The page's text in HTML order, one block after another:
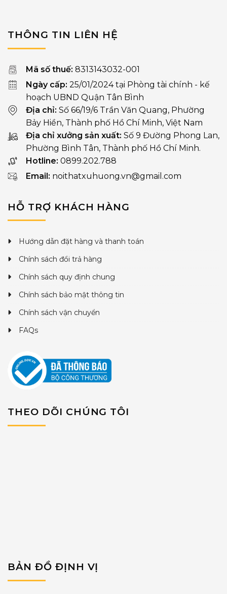
THÔNG TIN LIÊN HỆ
Mã số thuế: 8313143032-001
Ngày cấp: 25/01/2024 tại Phòng tài chính - kế
hoạch UBND Quận Tân Bình
Địa chỉ: Số 66/19/6 Trần Văn Quang, Phường
Bảy Hiền, Thành phố Hồ Chí Minh, Việt Nam
Địa chỉ xưởng sản xuất: Số 9 Đường Phong Lan,
Phường Bình Tân, Thành phố Hồ Chí Minh.
Hotline: 0899.202.788
Email: noithatxuhuong.vn@gmail.com
HỖ TRỢ KHÁCH HÀNG
Hướng dẫn đặt hàng và thanh toán
Chính sách đổi trả hàng
Chính sách quy định chung
Chính sách bảo mật thông tin
Chính sách vận chuyển
FAQs
THEO DÕI CHÚNG TÔI
BẢN ĐỒ ĐỊNH VỊ